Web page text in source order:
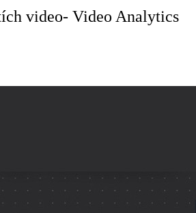
video- Video Analytics